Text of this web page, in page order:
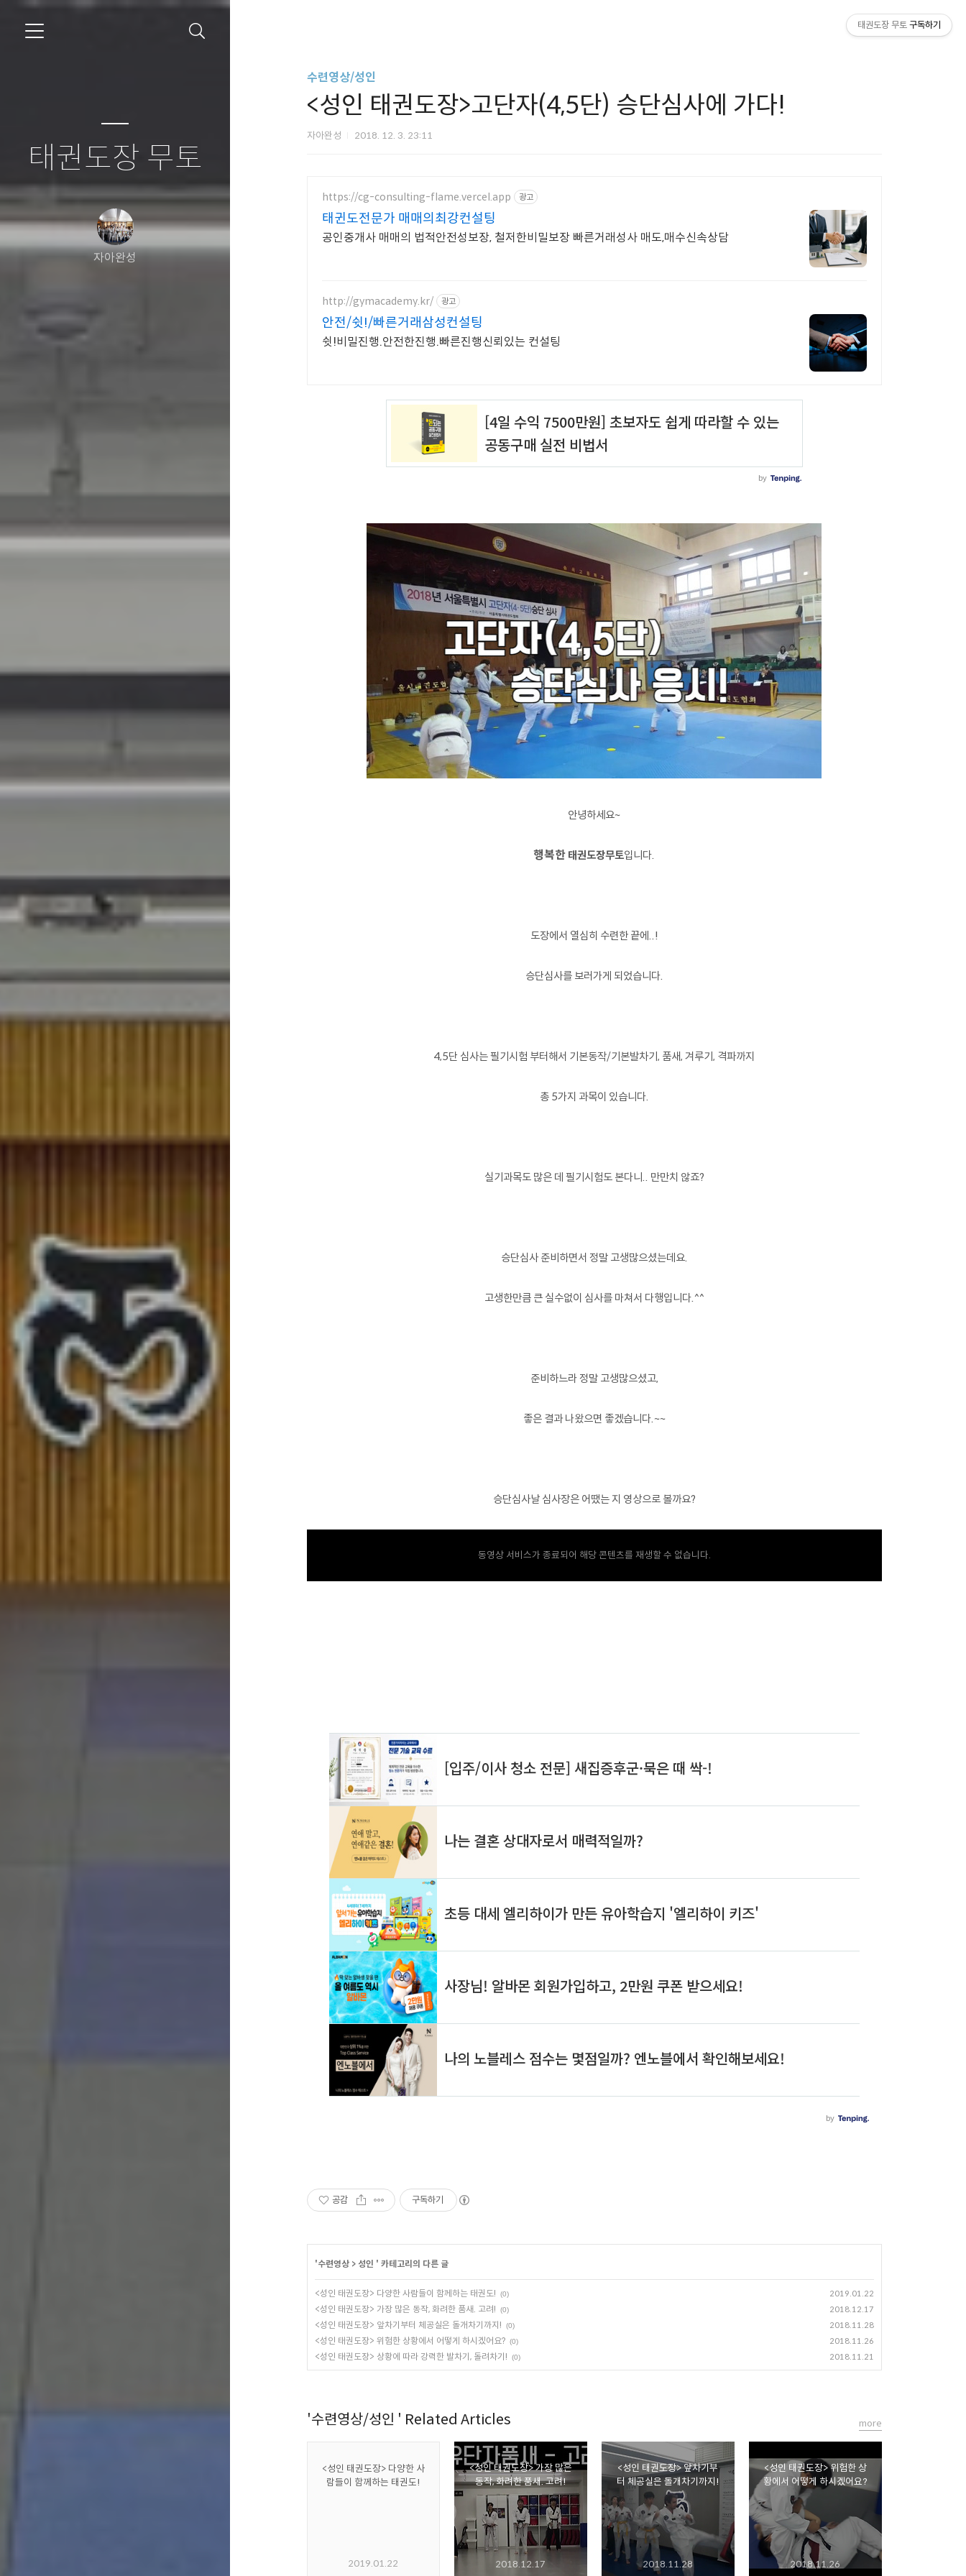
태권도장 무토
자아완성
수련영상/성인
<성인 태권도장>고단자(4,5단) 승단심사에 가다!
자아완성 2018. 12. 3. 23:11
https://cg-consulting-flame.vercel.app 광고
태귄도전문가 매매의최강컨설팅
공인중개사 매매의 법적안전성보장, 철저한비밀보장 빠른거래성사 매도,매수신속상담
http://gymacademy.kr/ 광고
안전/쉿!/빠른거래삼성컨설팅
쉿!비밀진행.안전한진행.빠른진행신뢰있는 컨설팅
안녕하세요~
행복한 태권도장무토입니다.
도장에서 열심히 수련한 끝에..!
승단심사를 보러가게 되었습니다.
4,5단 심사는 필기시험 부터해서 기본동작/기본발차기, 품새, 겨루기, 격파까지
총 5가지 과목이 있습니다.
실기과목도 많은 데 필기시험도 본다니.. 만만치 않죠?
승단심사 준비하면서 정말 고생많으셨는데요.
고생한만큼 큰 실수없이 심사를 마쳐서 다행입니다.^^
준비하느라 정말 고생많으셨고,
좋은 결과 나왔으면 좋겠습니다.~~
승단심사날 심사장은 어땠는 지 영상으로 볼까요?
동영상 서비스가 종료되어 해당 콘텐츠를 재생할 수 없습니다.
공감 구독하기
'수련영상> 성인 ' 카테고리의 다른 글
<성인 태권도장> 다양한 사람들이 함께하는 태권도! (0) 2019.01.22
<성인 태권도장> 가장 많은 동작, 화려한 품새. 고려! (0) 2018.12.17
<성인 태권도장> 앞차기부터 체공실은 돌개차기까지! (0) 2018.11.28
<성인 태권도장> 위험한 상황에서 어떻게 하시겠어요? (0) 2018.11.26
<성인 태권도장> 상황에 따라 강력한 발차기, 돌려차기! (0) 2018.11.21
'수련영상/성인 ' Related Articles
<성인 태권도장> 다양한 사
람들이 함께하는 태권도!
2019.01.22
<성인 태권도장> 가장 많은
동작, 화려한 품새. 고려!
2018.12.17
<성인 태권도장> 앞차기부
터 체공실은 돌개차기까지!
2018.11.28
<성인 태권도장> 위험한 상
황에서 어떻게 하시겠어요?
2018.11.26
more
태권도장 무토 구독하기